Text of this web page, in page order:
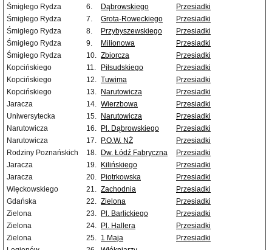
Śmigłego Rydza
6. Dąbrowskiego
Przesiadki
Śmigłego Rydza
7. Grota-Roweckiego
Przesiadki
Śmigłego Rydza
8. Przybyszewskiego
Przesiadki
Śmigłego Rydza
9. Milionowa
Przesiadki
Śmigłego Rydza
10. Zbiorcza
Przesiadki
Kopcińskiego
11. Piłsudskiego
Przesiadki
Kopcińskiego
12. Tuwima
Przesiadki
Kopcińskiego
13. Narutowicza
Przesiadki
Jaracza
14. Wierzbowa
Przesiadki
Uniwersytecka
15. Narutowicza
Przesiadki
Narutowicza
16. Pl. Dąbrowskiego
Przesiadki
Narutowicza
17. P.O.W. NŻ
Przesiadki
Rodziny Poznańskich
18. Dw. Łódź Fabryczna
Przesiadki
Jaracza
19. Kilińskiego
Przesiadki
Jaracza
20. Piotrkowska
Przesiadki
Więckowskiego
21. Zachodnia
Przesiadki
Gdańska
22. Zielona
Przesiadki
Zielona
23. Pl. Barlickiego
Przesiadki
Zielona
24. Pl. Hallera
Przesiadki
Zielona
25. 1 Maja
Przesiadki